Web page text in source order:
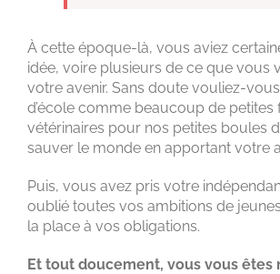
À cette époque-là, vous aviez
idée, voire plusieurs de ce que vous
votre avenir. Sans doute vouliez-
d’école comme beaucoup de petites
vétérinaires pour nos petites boules
sauver le monde en apportant votre
Puis, vous avez pris votre
oublié toutes vos ambitions de
la place à vos obligations.
Et tout doucement, vous vous êtes